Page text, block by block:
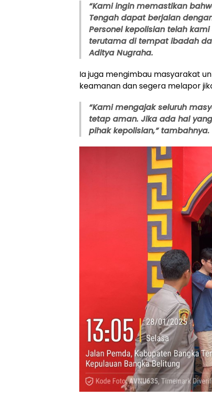
“Kami ingin memastikan
Tengah dapat berjalan
Personel kepolisian telah
terutama di tempat ibadah
Aditya Nugraha.
Ia juga mengimbau masyarakat
keamanan dan segera melapor
“Kami mengajak seluruh
tetap aman. Jika ada hal
pihak kepolisian,” tambahnya.